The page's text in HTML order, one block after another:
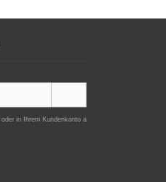
in Ihrem Kundenkonto a